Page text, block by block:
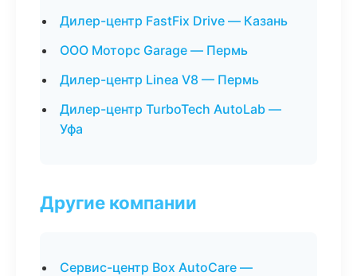
Дилер-центр FastFix Drive — Казань
ООО Моторс Garage — Пермь
Дилер-центр Linea V8 — Пермь
Дилер-центр TurboTech AutoLab —
Уфа
Другие компании
Сервис-центр Box AutoCare —